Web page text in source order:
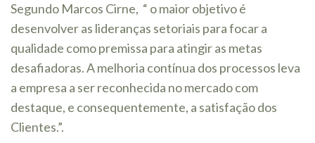
Segundo Marcos Cirne, “ o maior objetivo é
desenvolver as lideranças setoriais para focar a
qualidade como premissa para atingir as metas
desafiadoras. A melhoria contínua dos processos leva
a empresa a ser reconhecida no mercado com
destaque, e consequentemente, a satisfação dos
Clientes.”.